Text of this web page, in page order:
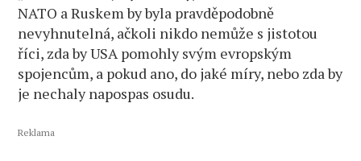
NATO a Ruskem by byla pravděpodobně
nevyhnutelná, ačkoli nikdo nemůže s jistotou
říci, zda by USA pomohly svým evropským
spojencům, a pokud ano, do jaké míry, nebo zda by
je nechaly napospas osudu.
Reklama